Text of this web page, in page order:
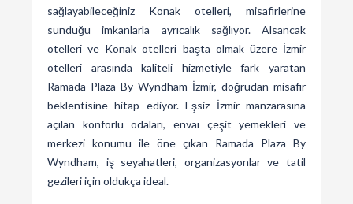
sağlayabileceğiniz Konak otelleri, misafirlerine
sunduğu imkanlarla ayrıcalık sağlıyor. Alsancak
otelleri ve Konak otelleri başta olmak üzere İzmir
otelleri arasında kaliteli hizmetiyle fark yaratan
Ramada Plaza By Wyndham İzmir, doğrudan misafir
beklentisine hitap ediyor. Eşsiz İzmir manzarasına
açılan konforlu odaları, envaı çeşit yemekleri ve
merkezi konumu ile öne çıkan Ramada Plaza By
Wyndham, iş seyahatleri, organizasyonlar ve tatil
gezileri için oldukça ideal.